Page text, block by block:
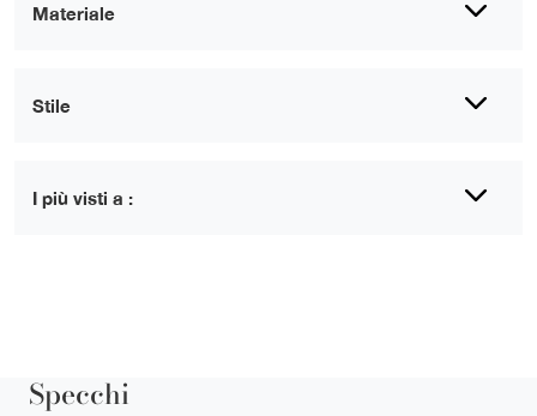
Materiale
Stile
I più visti a :
Specchi